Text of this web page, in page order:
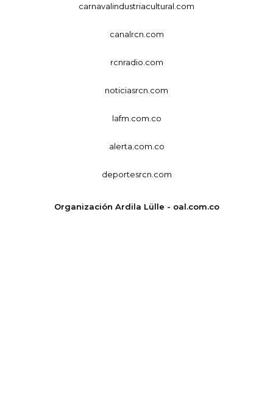
carnavalindustriacultural.com
canalrcn.com
rcnradio.com
noticiasrcn.com
lafm.com.co
alerta.com.co
deportesrcn.com
Organización Ardila Lülle - oal.com.co